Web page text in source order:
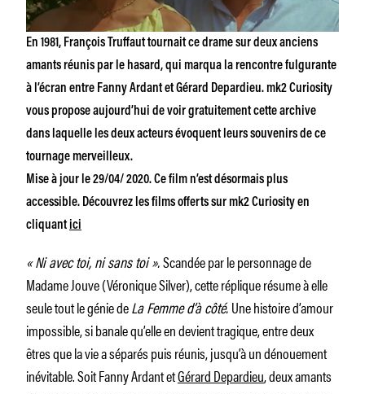
En 1981, François Truffaut tournait ce drame sur deux anciens
amants réunis par le hasard, qui marqua la rencontre fulgurante
à l’écran entre Fanny Ardant et Gérard Depardieu. mk2 Curiosity
vous propose aujourd’hui de voir gratuitement cette archive
dans laquelle les deux acteurs évoquent leurs souvenirs de ce
tournage merveilleux.
Mise à jour le 29/04/ 2020. Ce film n’est désormais plus
accessible. Découvrez les films offerts sur mk2 Curiosity en
cliquantici
« Ni avec toi, ni sans toi ».Scandée par le personnage de
Madame Jouve (Véronique Silver), cette réplique résume à elle
seule tout le génie deLa Femme d’à côté.Une histoire d’amour
impossible, si banale qu’elle en devient tragique, entre deux
êtres que la vie a séparés puis réunis, jusqu’à un dénouement
inévitable. Soit Fanny Ardant etGérard Depardieu, deux amants